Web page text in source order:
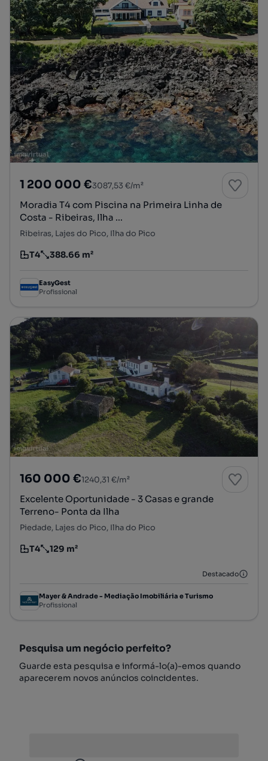
1 200 000 €3087,53 €/m²
Moradia T4 com Piscina na Primeira Linha de
Costa - Ribeiras, Ilha ...
Ribeiras, Lajes do Pico, Ilha do Pico
Tipologia
T4
Preço por metro quadrado
388.66 m²
EasyGest
Profissional
160 000 €1240,31 €/m²
Excelente Oportunidade - 3 Casas e grande
Terreno- Ponta da Ilha
Piedade, Lajes do Pico, Ilha do Pico
Tipologia
T4
Preço por metro quadrado
129 m²
Destacado
Mayer & Andrade - Mediação Imobiliária e Turismo
Profissional
Pesquisa um negócio perfeito?
Guarde esta pesquisa e informá-lo(a)-emos quando
aparecerem novos anúncios coincidentes.